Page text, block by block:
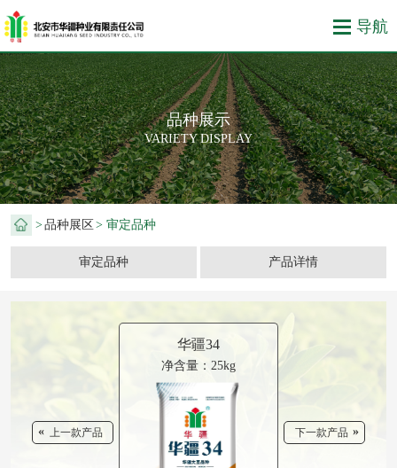
品种展示
VARIETY DISPLAY
> 品种展区 > 审定品种
审定品种 产品详情
« 上一款产品
华疆34
净含量：25kg
下一款产品 »